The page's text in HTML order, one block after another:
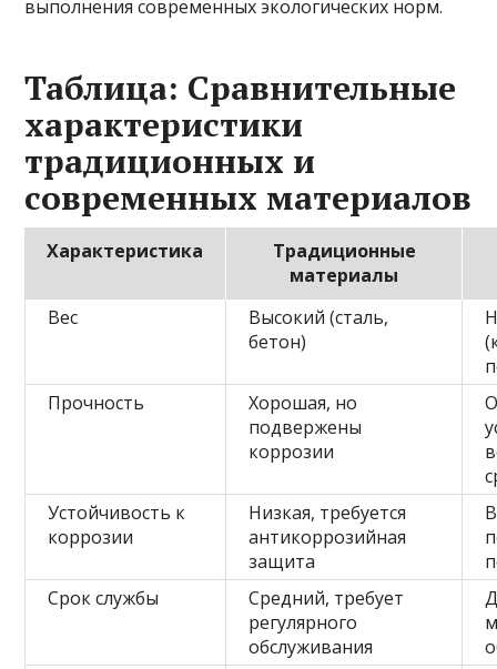
выполнения современных экологических норм.
Таблица: Сравнительные
характеристики
традиционных и
современных материалов
Характеристика
Традиционные
материалы
Вес
Высокий (сталь,
бетон)
Прочность
Хорошая, но
подвержены
коррозии
Устойчивость к
коррозии
Низкая, требуется
антикоррозийная
защита
Срок службы
Средний, требует
регулярного
обслуживания